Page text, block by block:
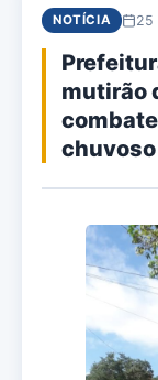
NOTÍCIA 25
mutirão